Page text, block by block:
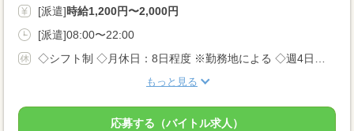
[派遣]時給1,200円〜2,000円
[派遣]08:00〜22:00
もっと見る
応募する（バイトル求人）